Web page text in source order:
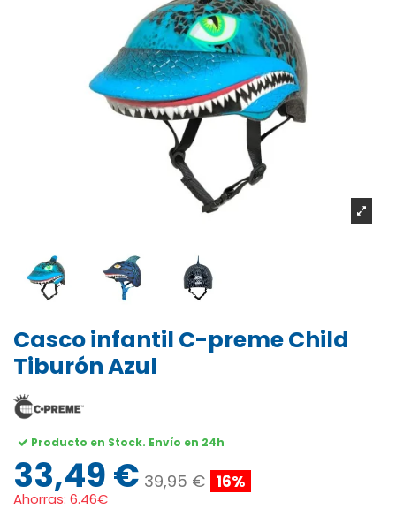
Casco infantil C-preme Child
Tiburón Azul
Producto en Stock. Envío en 24h
33,49 € 39,95 € 16%
Ahorras: 6.46€